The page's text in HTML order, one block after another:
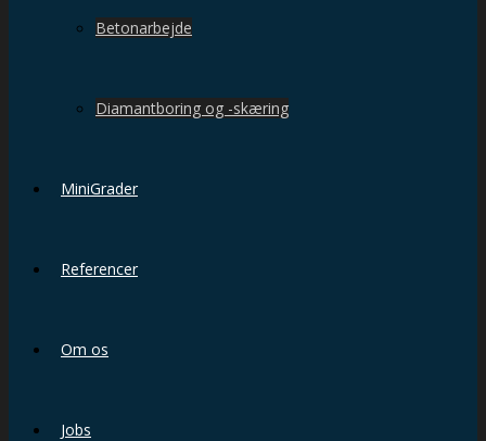
Betonarbejde
Diamantboring og -skæring
MiniGrader
Referencer
Om os
Jobs